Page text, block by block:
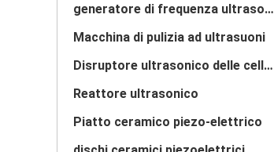
generatore di frequenza ultrasonica
Macchina di pulizia ad ultrasuoni
Disruptore ultrasonico delle cellule
Reattore ultrasonico
Piatto ceramico piezo-elettrico